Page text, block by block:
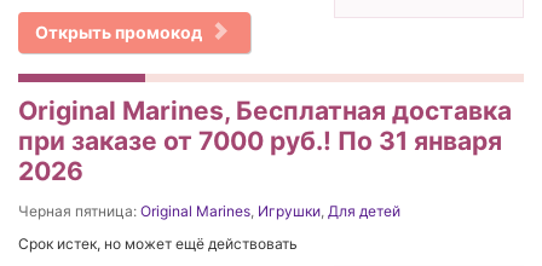
Открыть промокод
Original Marines, Бесплатная доставка
при заказе от 7000 руб.! По 31 января
2026
Черная пятница: Original Marines, Игрушки, Для детей
Срок истек, но может ещё действовать